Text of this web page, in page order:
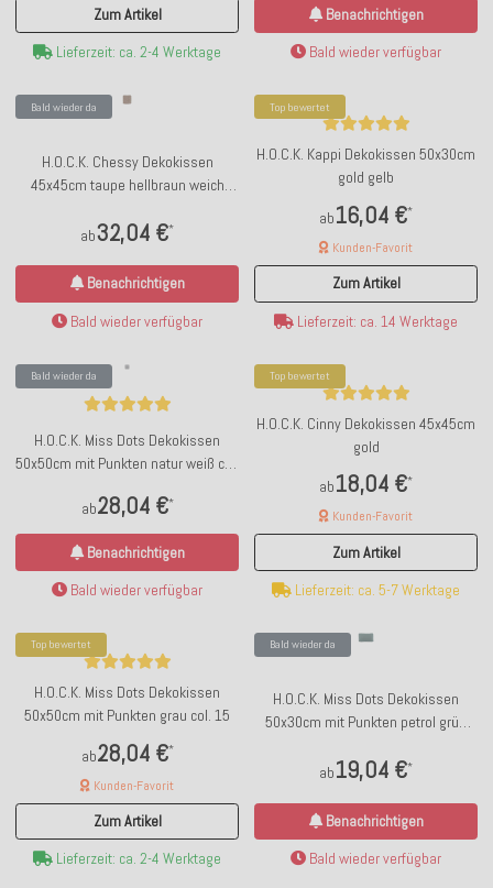
Zum Artikel
Lieferzeit: ca. 2-4 Werktage
Benachrichtigen
Bald wieder verfügbar
Bald wieder da
H.O.C.K. Chessy Dekokissen
45x45cm taupe hellbraun weich
ab32,04 €*
Benachrichtigen
Bald wieder verfügbar
Top bewertet
H.O.C.K. Kappi Dekokissen 50x30cm
gold gelb
ab16,04 €*
Kunden-Favorit
Zum Artikel
Lieferzeit: ca. 14 Werktage
Bald wieder da
H.O.C.K. Miss Dots Dekokissen
50x50cm mit Punkten natur weiß col.
ab28,04 €*
Benachrichtigen
Bald wieder verfügbar
Top bewertet
H.O.C.K. Cinny Dekokissen 45x45cm
gold
ab18,04 €*
Kunden-Favorit
Zum Artikel
Lieferzeit: ca. 5-7 Werktage
Top bewertet
H.O.C.K. Miss Dots Dekokissen
50x50cm mit Punkten grau col. 15
ab28,04 €*
Kunden-Favorit
Zum Artikel
Lieferzeit: ca. 2-4 Werktage
Bald wieder da
H.O.C.K. Miss Dots Dekokissen
50x30cm mit Punkten petrol grün
ab19,04 €*
Benachrichtigen
Bald wieder verfügbar